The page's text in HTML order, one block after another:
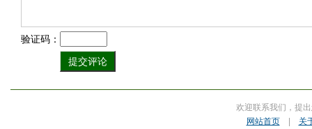
验证码：
欢迎联系我们，提
网站首页| 关